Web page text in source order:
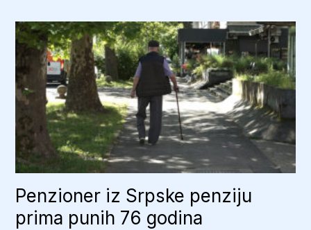
Penzioner iz Srpske penziju
prima punih 76 godina